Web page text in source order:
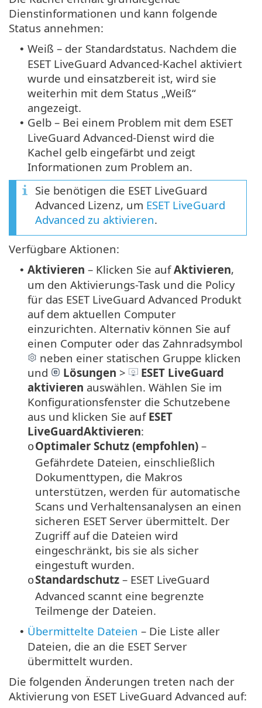
Dienstinformationen und kann folgende
Status annehmen:
• Weiß – der Standardstatus. Nachdem die
ESET LiveGuard Advanced-Kachel aktiviert
wurde und einsatzbereit ist, wird sie
weiterhin mit dem Status „Weiß“
angezeigt.
• Gelb – Bei einem Problem mit dem ESET
LiveGuard Advanced-Dienst wird die
Kachel gelb eingefärbt und zeigt
Informationen zum Problem an.
Sie benötigen die ESET LiveGuard
Advanced Lizenz, um ESET LiveGuard
Advanced zu aktivieren.
Verfügbare Aktionen:
• Aktivieren – Klicken Sie aufAktivieren,
um den Aktivierungs-Task und die Policy
für das ESET LiveGuard Advanced Produkt
auf dem aktuellen Computer
einzurichten. Alternativ können Sie auf
einen Computer oder das Zahnradsymbol
neben einer statischen Gruppe klicken
und
Lösungen >
ESET LiveGuard
aktivieren auswählen. Wählen Sie im
Konfigurationsfenster die Schutzebene
aus und klicken Sie auf ESET
LiveGuardAktivieren:
oOptimaler Schutz (empfohlen) –
Gefährdete Dateien, einschließlich
Dokumenttypen, die Makros
unterstützen, werden für automatische
Scans und Verhaltensanalysen an einen
sicheren ESET Server übermittelt. Der
Zugriff auf die Dateien wird
eingeschränkt, bis sie als sicher
eingestuft wurden.
oStandardschutz – ESET LiveGuard
Advanced scannt eine begrenzte
Teilmenge der Dateien.
• Übermittelte Dateien – Die Liste aller
Dateien, die an die ESET Server
übermittelt wurden.
Die folgenden Änderungen treten nach der
Aktivierung von ESET LiveGuard Advanced auf: